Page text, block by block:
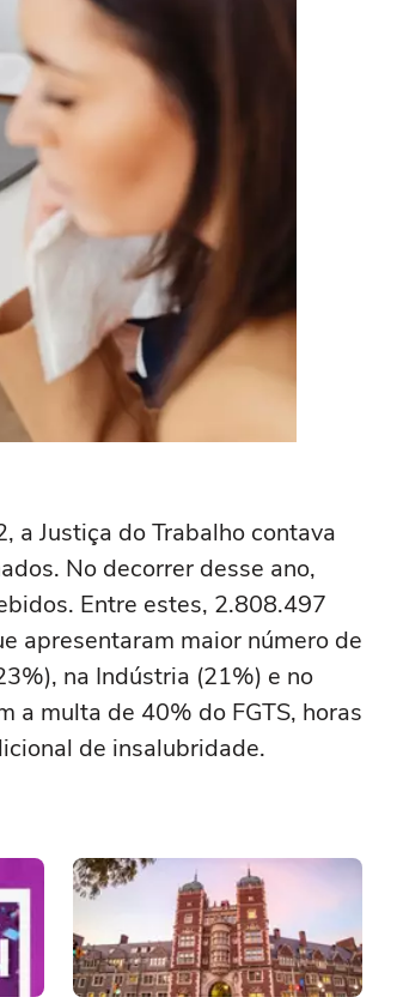
a Justiça do Trabalho contava
No decorrer desse ano,
Entre estes, 2.808.497
apresentaram maior número de
na Indústria (21%) e no
a multa de 40% do FGTS, horas
de insalubridade.